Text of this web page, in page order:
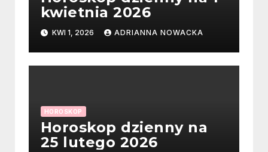
kwietnia 2026
KWI 1, 2026 ADRIANNA NOWACKA
HOROSKOP
Horoskop dzienny na
25 lutego 2026